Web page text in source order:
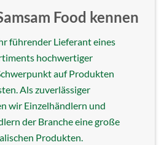
Food kennen
führender Lieferant eines
hochwertiger
auf Produkten
Als zuverlässiger
wir Einzelhändlern und
der Branche eine große
Produkten.